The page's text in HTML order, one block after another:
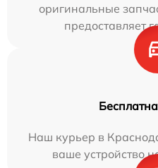
оригинальные
предоставляет
Наш курьер в
ваше устройство